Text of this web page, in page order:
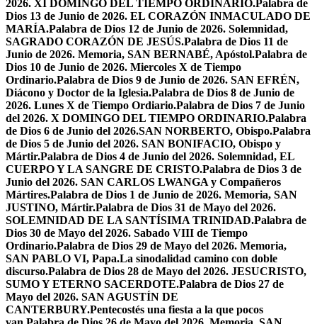
2026. XI DOMINGO DEL TIEMPO ORDINARIO.Palabra de
Dios 13 de Junio de 2026. EL CORAZÓN INMACULADO DE
MARÍA.Palabra de Dios 12 de Junio de 2026. Solemnidad,
SAGRADO CORAZÓN DE JESÚS.Palabra de Dios 11 de
Junio de 2026. Memoria, SAN BERNABÉ, Apóstol.Palabra de
Dios 10 de Junio de 2026. Miercoles X de Tiempo
Ordinario.Palabra de Dios 9 de Junio de 2026. SAN EFRÉN,
Diácono y Doctor de la Iglesia.Palabra de Dios 8 de Junio de
2026. Lunes X de Tiempo Ordiario.Palabra de Dios 7 de Junio
del 2026. X DOMINGO DEL TIEMPO ORDINARIO.Palabra
de Dios 6 de Junio del 2026.SAN NORBERTO, Obispo.Palabra
de Dios 5 de Junio del 2026. SAN BONIFACIO, Obispo y
Mártir.Palabra de Dios 4 de Junio del 2026. Solemnidad, EL
CUERPO Y LA SANGRE DE CRISTO.Palabra de Dios 3 de
Junio del 2026. SAN CARLOS LWANGA y Compañeros
Mártires.Palabra de Dios 1 de Junio de 2026. Memoria, SAN
JUSTINO, Mártir.Palabra de Dios 31 de Mayo del 2026.
SOLEMNIDAD DE LA SANTÍSIMA TRINIDAD.Palabra de
Dios 30 de Mayo del 2026. Sabado VIII de Tiempo
Ordinario.Palabra de Dios 29 de Mayo del 2026. Memoria,
SAN PABLO VI, Papa.La sinodalidad camino con doble
discurso.Palabra de Dios 28 de Mayo del 2026. JESUCRISTO,
SUMO Y ETERNO SACERDOTE.Palabra de Dios 27 de
Mayo del 2026. SAN AGUSTÍN DE
CANTERBURY.Pentecostés una fiesta a la que pocos